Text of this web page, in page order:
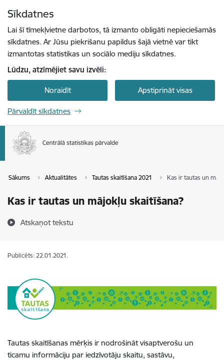
Sīkdatnes
Lai šī tīmekļvietne darbotos, tā izmanto obligāti nepieciešamās
sīkdatnes. Ar Jūsu piekrišanu papildus šajā vietnē var tikt
izmantotas statistikas un sociālo mediju sīkdatnes.
Lūdzu, atzīmējiet savu izvēli:
Noraidīt Apstiprināt visas
Pārvaldīt sīkdatnes
Sākums Aktualitātes Tautas skaitīšana 2021 Kas ir tautas un
Kas ir tautas un mājokļu skaitīšana?
Atskaņot tekstu
Publicēts: 22.01.2021.
Tautas skaitīšanas mērķis ir nodrošināt visaptverošu un
ticamu informāciju par iedzīvotāju skaitu, sastāvu,